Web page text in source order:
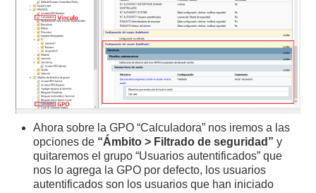
Ahora sobre la GPO “Calculadora” nos iremos a las
opciones de “Ámbito > Filtrado de seguridad”y
quitaremos el grupo “Usuarios autentificados” que
nos lo agrega la GPO por defecto, los usuarios
autentificados son los usuarios que han iniciado